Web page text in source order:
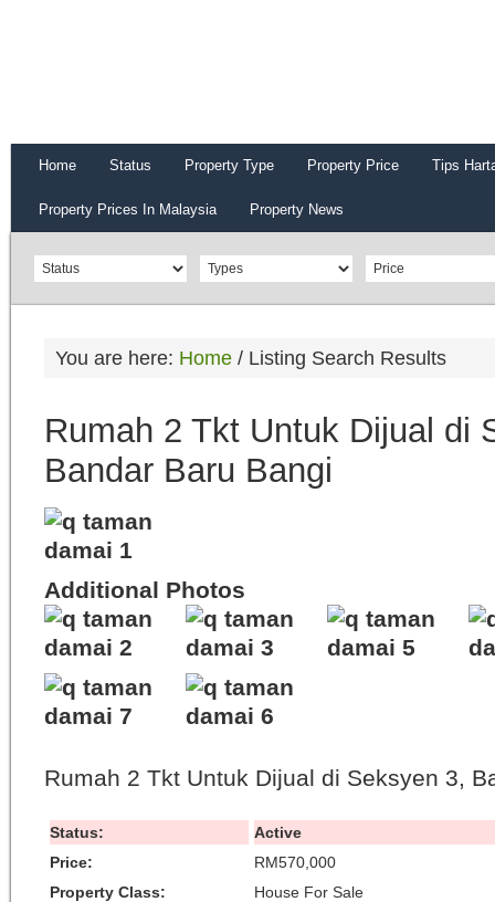
Home Status Property Type Property Price Tips
Property Prices In Malaysia Property News
You are here: Home / Listing Search Results
Rumah 2 Tkt Untuk Dijual di
Bandar Baru Bangi
Additional Photos
Rumah 2 Tkt Untuk Dijual di Seksyen 3,
Status:
Active
Price:
RM570,000
Property Class:
House For Sale